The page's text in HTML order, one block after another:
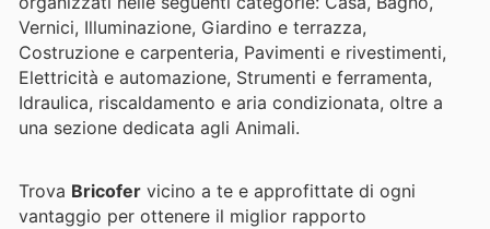
Vernici, Illuminazione, Giardino e terrazza,
Costruzione e carpenteria, Pavimenti e rivestimenti,
Elettricità e automazione, Strumenti e ferramenta,
Idraulica, riscaldamento e aria condizionata, oltre a
una sezione dedicata agli Animali.
Trova Bricofer vicino a te e approfittate di ogni
vantaggio per ottenere il miglior rapporto